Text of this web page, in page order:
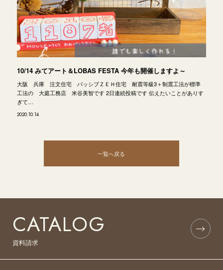
10/14 みてアート＆LOBAS FESTA 今年も開催しますよ～
大阪 兵庫 注文住宅 パッシブＺＥＨ住宅 耐震等級3＋制震工法が標準
工法の 大庭工務店 米谷美智です 2日連続投稿です 伝えたいことがありす
ぎて…
2020.10.14
一覧へ戻る
CATALOG
資料請求